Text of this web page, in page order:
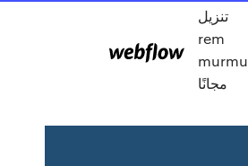
تنزيل
rem
مجانًا